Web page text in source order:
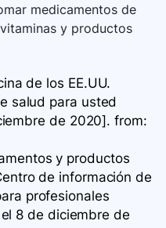
medicamentos de
y productos
de los EE.UU.
salud para usted
de 2020]. from:
y productos
de información de
profesionales
8 de diciembre de